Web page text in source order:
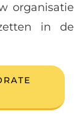
organisatie
in de